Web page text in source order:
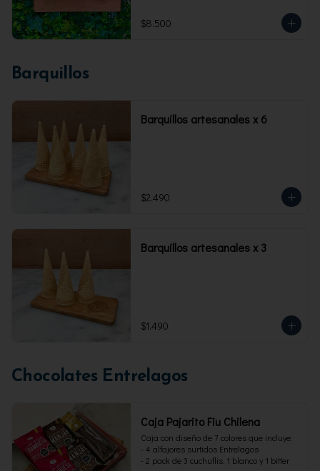
$8.500
Barquillos
Barquillos artesanales x 6
$2.490
Barquillos artesanales x 3
$1.490
Chocolates Entrelagos
Caja Pajarito Fiu Chilena
Caja con diseño de 7 colores que incluye:
- 4 alfajores surtidos Entrelagos
- 2 pack de 3 cuchuflis. 1 blanco y 1 bitter